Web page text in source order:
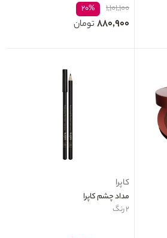
۱,۱۰۱,۱۰۰ ۲۰%
۸۸۰,۹۰۰ تومان
کاپرا
مداد چشم کاپرا
۲ رنگ